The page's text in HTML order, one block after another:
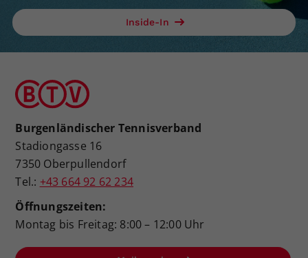
Inside-In
Burgenländischer Tennisverband
Stadiongasse 16
7350 Oberpullendorf
Tel.: +43 664 92 62 234
Öffnungszeiten:
Montag bis Freitag: 8:00 – 12:00 Uhr